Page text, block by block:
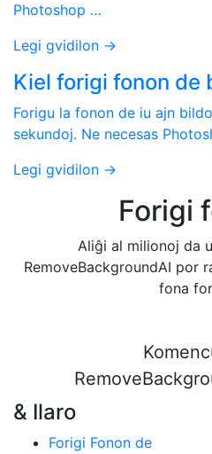
Photoshop …
Legi gvidilon →
Kiel forigi fonon de
Forigu la fonon de iu ajn
sekundoj. Ne necesas
Legi gvidilon →
Forigi
Aliĝi al milionoj da
RemoveBackgroundAI por
fona
& Ilaro
Forigi Fonon de